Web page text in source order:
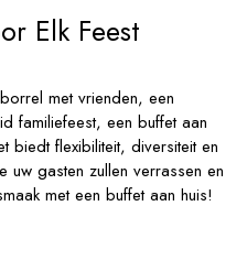
Elk Feest
met vrienden, een
familiefeest, een buffet aan
biedt flexibiliteit, diversiteit en
uw gasten zullen verrassen en
met een buffet aan huis!